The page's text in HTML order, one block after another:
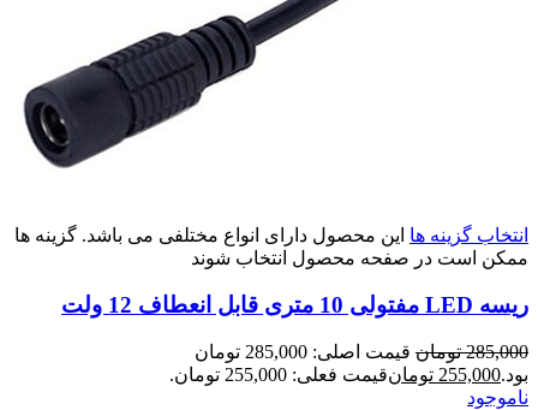
انتخاب گزینه ها این محصول دارای انواع مختلفی می باشد. گزینه ها
ممکن است در صفحه محصول انتخاب شوند
ریسه LED مفتولی 10 متری قابل انعطاف 12 ولت
285,000 تومان
قیمت اصلی: 285,000 تومان
بود.255,000 تومانقیمت فعلی: 255,000 تومان.
ناموجود